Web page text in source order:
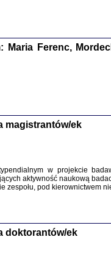
Pisma Kopla i
Warszawie
Maria Ferenc,
magistrantów/ek
w projekcie
aktywność naukową
zespołu, pod kierownictwem
doktorantów/ek